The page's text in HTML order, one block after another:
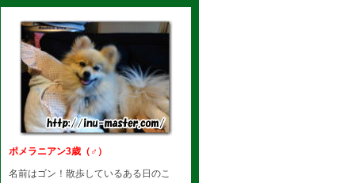
ポメラニアン3歳（♂）
名前はゴン！散歩しているある日のこ